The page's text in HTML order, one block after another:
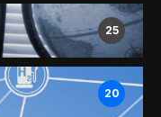
25
20